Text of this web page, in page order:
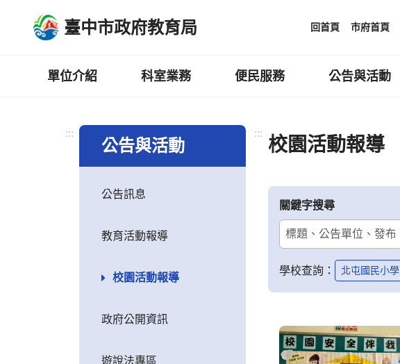
臺中市政府教育局 回首頁 市府首頁
單位介紹 科室業務 便民服務 公告與活動
:::
公告與活動
公告訊息
教育活動報導
校園活動報導
政府公開資訊
遊說法專區
:::
校園活動報導
關鍵字搜尋
學校查詢： 北屯國民小學